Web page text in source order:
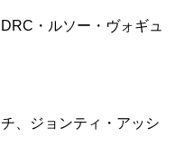
・ルソー・ヴォギュ
、ジョンティ・アッシ